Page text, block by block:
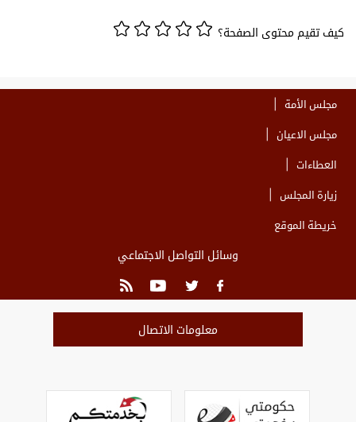
كيف تقيم محتوى الصفحة؟
مجلس الأمة
مجلس الاعيان
العطاءات
زيارة المجلس
خريطة الموقع
وسائل التواصل الاجتماعي
معلومات الاتصال